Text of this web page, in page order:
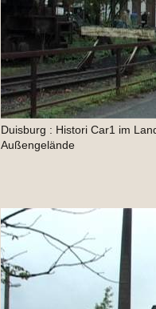
Duisburg : Histori Car1 im
Außengelände